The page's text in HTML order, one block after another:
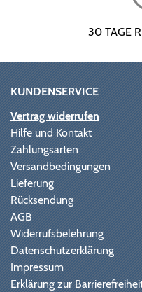
30 TAGE
KUNDENSERVICE
Vertrag widerrufen
Hilfe und Kontakt
Zahlungsarten
Versandbedingungen
Lieferung
Rücksendung
AGB
Widerrufsbelehrung
Datenschutzerklärung
Impressum
Erklärung zur